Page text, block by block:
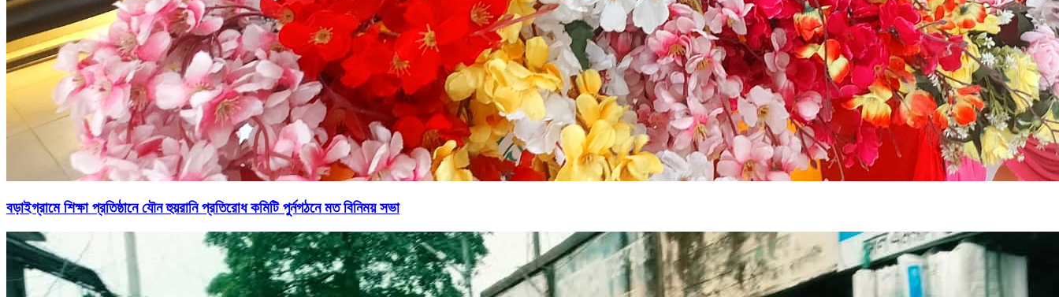
বড়াইগ্রামে শিক্ষা প্রতিষ্ঠানে যৌন হুয়রানি প্রতিরোধ কমিটি পুর্নগঠনে মত বিনিময় সভা